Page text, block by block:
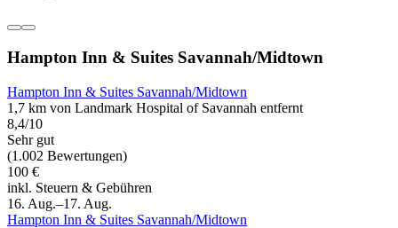
Hampton Inn & Suites Savannah/Midtown
Hampton Inn & Suites Savannah/Midtown
1,7 km von Landmark Hospital of Savannah entfernt
8,4/10
Sehr gut
(1.002 Bewertungen)
100 €
inkl. Steuern & Gebühren
16. Aug.–17. Aug.
Hampton Inn & Suites Savannah/Midtown